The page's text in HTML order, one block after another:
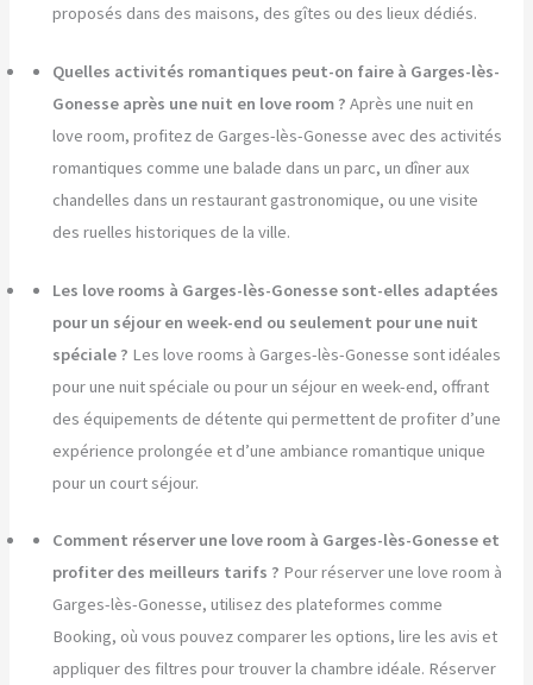
proposés dans des maisons, des gîtes ou des lieux dédiés.
Quelles activités romantiques peut-on faire à Garges-lès-
Gonesse après une nuit en love room ? Après une nuit en
love room, profitez de Garges-lès-Gonesse avec des activités
romantiques comme une balade dans un parc, un dîner aux
chandelles dans un restaurant gastronomique, ou une visite
des ruelles historiques de la ville.
Les love rooms à Garges-lès-Gonesse sont-elles adaptées
pour un séjour en week-end ou seulement pour une nuit
spéciale ? Les love rooms à Garges-lès-Gonesse sont idéales
pour une nuit spéciale ou pour un séjour en week-end, offrant
des équipements de détente qui permettent de profiter d’une
expérience prolongée et d’une ambiance romantique unique
pour un court séjour.
Comment réserver une love room à Garges-lès-Gonesse et
profiter des meilleurs tarifs ? Pour réserver une love room à
Garges-lès-Gonesse, utilisez des plateformes comme
Booking, où vous pouvez comparer les options, lire les avis et
appliquer des filtres pour trouver la chambre idéale. Réserver